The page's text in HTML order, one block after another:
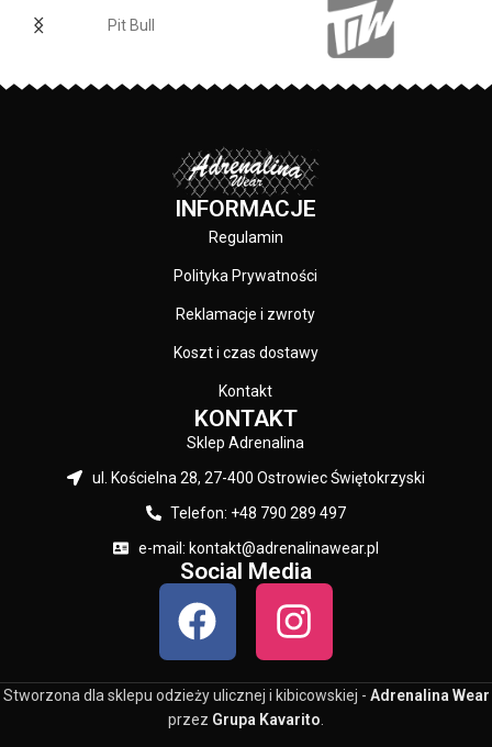
Pit Bull
INFORMACJE
Regulamin
Polityka Prywatności
Reklamacje i zwroty
Koszt i czas dostawy
Kontakt
KONTAKT
Sklep Adrenalina
ul. Kościelna 28, 27-400 Ostrowiec Świętokrzyski
Telefon: +48 790 289 497
e-mail: kontakt@adrenalinawear.pl
Social Media
Stworzona dla sklepu odzieży ulicznej i kibicowskiej - Adrenalina Wear
przez Grupa Kavarito